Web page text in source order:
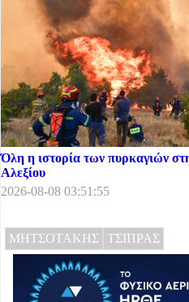
Όλη η ιστορία των πυρκαγιών
Αλεξίου
2026-08-08 03:51:55
ΜΗΤΣΟΤΑΚΗΣ ΤΣΙΠΡΑΣ